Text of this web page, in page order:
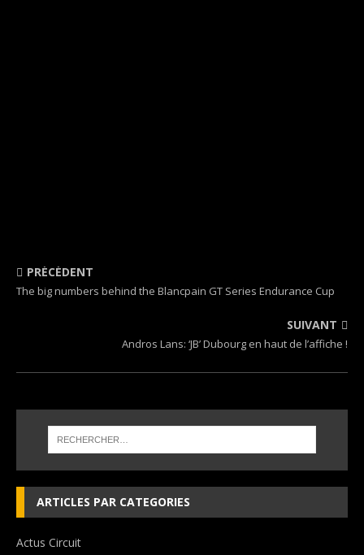
PRÉCÉDENT
The big numbers behind the Blancpain GT Series Endurance Cup
SUIVANT
Andros Lans: ‘JB’ Dubourg en haut de l’affiche !
ARTICLES PAR CATEGORIES
Actus Circuit